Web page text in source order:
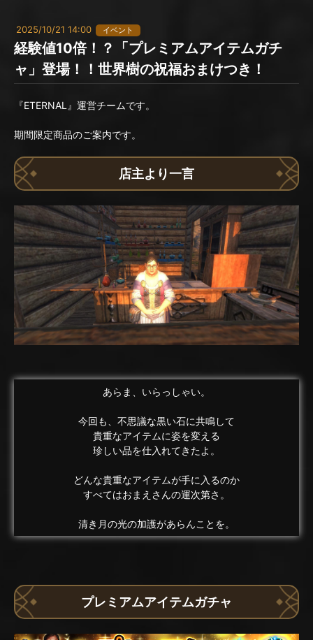
2025/10/21 14:00 イベント
経験値10倍！？「プレミアムアイテムガチ
ャ」登場！！世界樹の祝福おまけつき！
『ETERNAL』運営チームです。
期間限定商品のご案内です。
店主より一言
あらま、いらっしゃい。
今回も、不思議な黒い石に共鳴して
貴重なアイテムに姿を変える
珍しい品を仕入れてきたよ。
どんな貴重なアイテムが手に入るのか
すべてはおまえさんの運次第さ。
清き月の光の加護があらんことを。
プレミアムアイテムガチャ